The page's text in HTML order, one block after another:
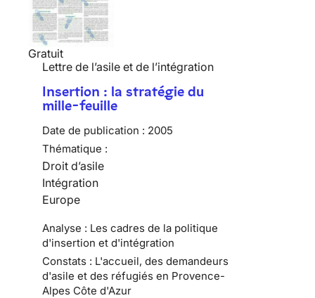
Gratuit
Lettre de l’asile et de l’intégration
Insertion : la stratégie du
mille-feuille
Date de publication : 2005
Thématique :
Droit d’asile
Intégration
Europe
Analyse : Les cadres de la politique
d'insertion et d'intégration
Constats : L'accueil, des demandeurs
d'asile et des réfugiés en Provence-
Alpes Côte d'Azur